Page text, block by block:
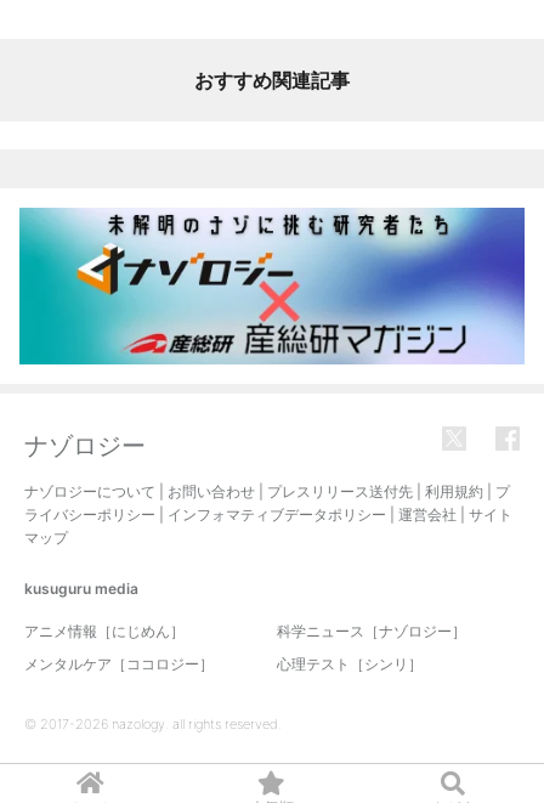
おすすめ関連記事
ナゾロジー
ナゾロジーについて お問い合わせ プレスリリース送付先 利用規約
プ
ライバシーポリシー
インフォマティブデータポリシー 運営会社
サイト
マップ
kusuguru media
アニメ情報［にじめん］
科学ニュース［ナゾロジー］
メンタルケア［ココロジー］
心理テスト［シンリ］
© 2017-2026 nazology. all rights reserved.